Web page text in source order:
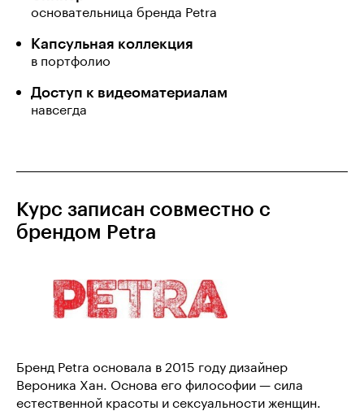
основательница бренда Petra
Капсульная коллекция
в портфолио
Доступ к видеоматериалам
навсегда
Курс записан совместно с
брендом Petra
Бренд Petra основала в 2015 году дизайнер
Вероника Хан. Основа его философии — сила
естественной красоты и сексуальности женщин.